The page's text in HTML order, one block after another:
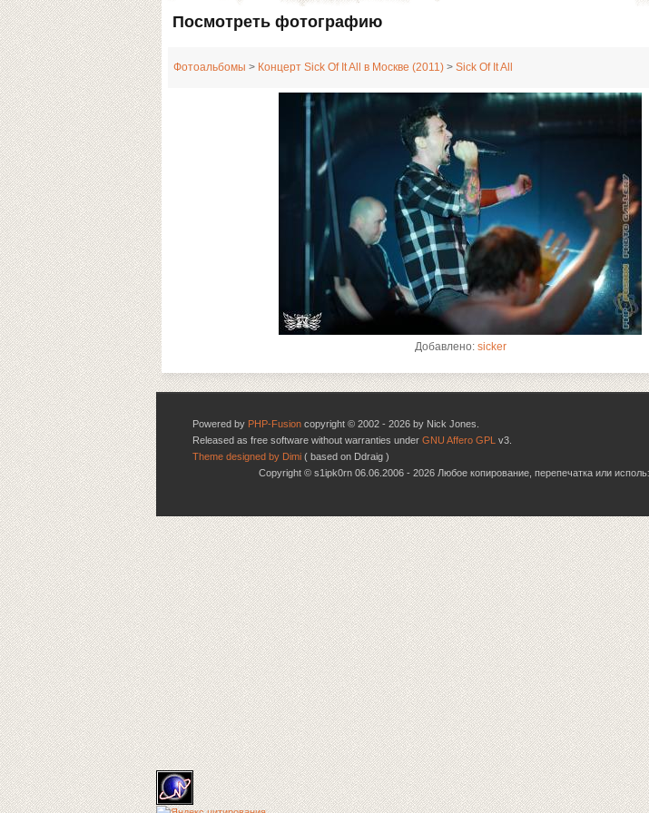
Посмотреть фотографию
Фотоальбомы > Концерт Sick Of It All в Москве (2011) > Sick Of It All
Добавлено: sicker
Powered by PHP-Fusion copyright © 2002 - 2026 by Nick Jones.
Released as free software without warranties under GNU Affero GPL v3.
Theme designed by Dimi ( based on Ddraig )
Copyright © s1ipk0rn 06.06.2006 - 2026 Любое копирование, перепечатка или